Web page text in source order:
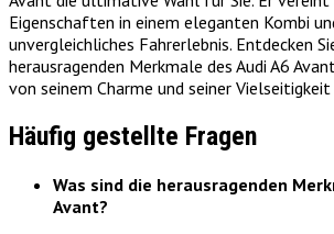
Eigenschaften in einem eleganten Kombi
unvergleichliches Fahrerlebnis. Entdecken
herausragenden Merkmale des Audi A6
von seinem Charme und seiner
Häufig gestellte Fragen
Was sind die herausragenden
Avant?